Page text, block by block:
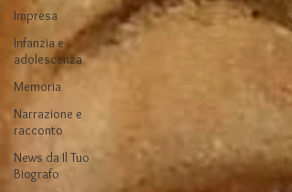
Impresa
Infanzia e
adolescenza
Memoria
Narrazione e
racconto
News da Il Tuo
Biografo